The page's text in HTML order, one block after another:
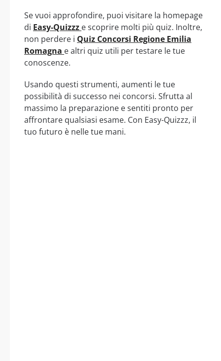
Se vuoi approfondire, puoi visitare la homepage
di Easy-Quizzz e scoprire molti più quiz. Inoltre,
non perdere i Quiz Concorsi Regione Emilia
Romagna e altri quiz utili per testare le tue
conoscenze.
Usando questi strumenti, aumenti le tue
possibilità di successo nei concorsi. Sfrutta al
massimo la preparazione e sentiti pronto per
affrontare qualsiasi esame. Con Easy-Quizzz, il
tuo futuro è nelle tue mani.